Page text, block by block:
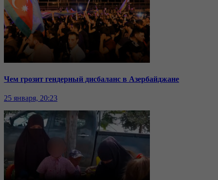
Чем грозит гендерный дисбаланс в Азербайджане
25 января, 20:23